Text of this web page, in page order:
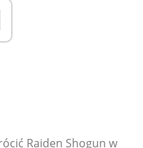
Raiden Shogun w